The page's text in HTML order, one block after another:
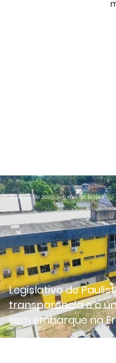
Legislativo de
transparência e o
sem embarque na
18 de jul. de 2025 5 min de leitura